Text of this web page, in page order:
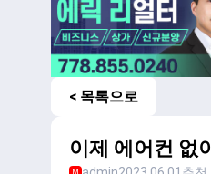
< 목록으로
이제 에어컨 없